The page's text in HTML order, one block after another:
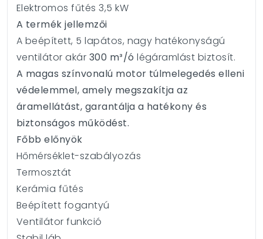
Elektromos fűtés 3,5 kW
A termék jellemzői
A beépített, 5 lapátos, nagy hatékonyságú
ventilátor akár 300 m³/ó légáramlást biztosít.
A magas színvonalú motor túlmelegedés elleni
védelemmel, amely megszakítja az
áramellátást, garantálja a hatékony és
biztonságos működést.
Főbb előnyök
Hőmérséklet-szabályozás
Termosztát
Kerámia fűtés
Beépített fogantyú
Ventilátor funkció